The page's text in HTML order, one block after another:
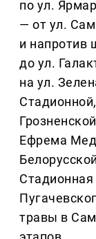
по ул.
— от ул.
и напротив
до ул.
на ул.
Ефрема
травы в